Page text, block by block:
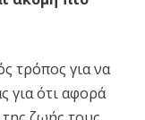
τρόπος για να
για ότι αφορά